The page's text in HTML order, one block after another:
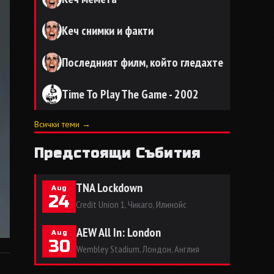
Кеч снимки и факти
Последният филм, който гледахте
Time To Play The Game - 2002
Всички теми →
Предстоящи Събития
Aug
24
TNA Lockdown
Credit Union 1, Чикаго, Илинойс
Aug
30
AEW All In: London
Wembley Stadium, Лондон, Англия